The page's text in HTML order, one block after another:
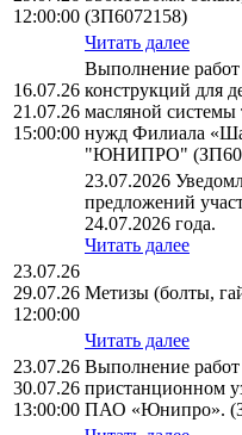
12:00:00 (ЗП6072158)
Читать далее
16.07.26
21.07.26
15:00:00
Выполнение
конструкций для
масляной
нужд Филиала
"ЮНИПРО"
23.07.2026
предложений
24.07.2026 года.
Читать далее
23.07.26
29.07.26
12:00:00
Метизы (болты,
Читать далее
23.07.26
30.07.26
13:00:00
Выполнение
пристанционном
ПАО «Юнипро».